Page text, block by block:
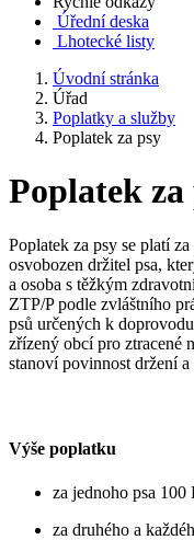
Úřední deska
Lhotecké listy
Úvodní stránka
Úřad
Poplatky a služby
Poplatek za psy
Poplatek za
Poplatek za psy se platí
osvobozen držitel psa,
a osoba s těžkým
ZTP/P podle zvláštního
psů určených k
zřízený obcí pro ztracené
stanoví povinnost držení
Výše poplatku
za jednoho psa 100
za druhého a